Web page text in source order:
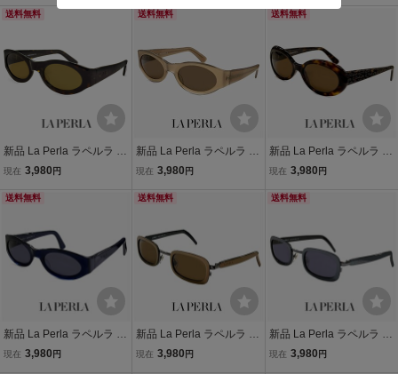
ズ ユニセックスモデル フ
ズ ユニセックスモデル イ
ラー
ズ ユニセックスモデル フ
送料無料
新品 La Perla ラペルラ サ
ングラス spe003 722 オ
ズ ユニセックスモデル フ
現在 3,980 円
送料無料
新品 La Perla ラペルラ サ
ングラス spe003-v67 オ
ズ ユニセックスモデル フ
現在 3,980 円
送料無料
新品 La Perla ラペルラ サ
ングラス spe016-722 オ
ズ イタリア製 べっ甲 柄
現在 3,980 円
送料無料
新品 La Perla ラペルラ サ
ングラス spe003-955 オ
現在 3,980 円
送料無料
新品 La Perla ラペルラ サ
ングラス spe503-t27 レデ
現在 3,980 円
送料無料
新品 La Perla ラペルラ サ
ングラス spe503-t29 レデ
現在 3,980 円